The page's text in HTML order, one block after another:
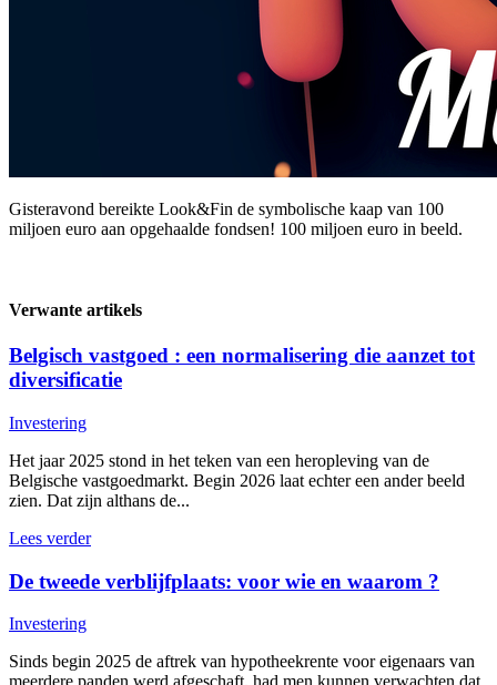
Gisteravond bereikte Look&Fin de symbolische kaap van 100
miljoen euro aan opgehaalde fondsen! 100 miljoen euro in beeld.
Verwante artikels
Belgisch vastgoed : een normalisering die aanzet tot
diversificatie
Investering
Het jaar 2025 stond in het teken van een heropleving van de
Belgische vastgoedmarkt. Begin 2026 laat echter een ander beeld
zien. Dat zijn althans de...
Lees verder
De tweede verblijfplaats: voor wie en waarom ?
Investering
Sinds begin 2025 de aftrek van hypotheekrente voor eigenaars van